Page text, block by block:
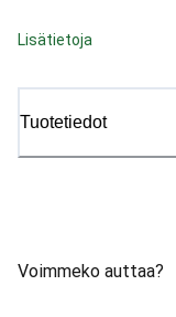
Lisätietoja
Tuotetiedot
Voimmeko auttaa?